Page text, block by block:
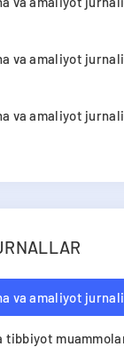
va amaliyot
va amaliyot
va amaliyot jurnali
tibbiyot